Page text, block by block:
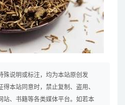
殊说明或标注，均为本站原创发
本站同意时，禁止复制、盗用、
站、书籍等各类媒体平台。如若本